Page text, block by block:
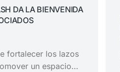
DA LA BIENVENIDA
fortalecer los lazos
un espacio…